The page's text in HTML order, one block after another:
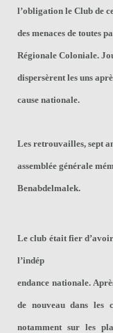
l’obligation le Club de
des menaces de toutes
Régionale Coloniale.
dispersèrent les uns
cause nationale.
Les retrouvailles, sept
assemblée générale
Benabdelmalek.
Le club était fier
l’indép
endance nationale.
de nouveau dans les
notamment sur les